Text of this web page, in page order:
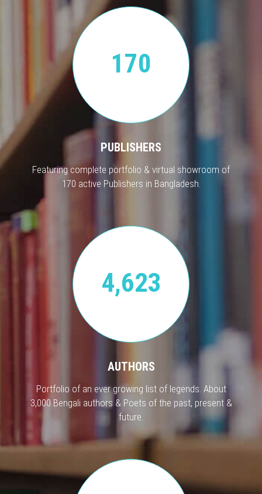
170
PUBLISHERS
Featuring complete portfolio & virtual showroom of
170 active Publishers in Bangladesh.
4,623
AUTHORS
Portfolio of an ever growing list of legends. About
3,000 Bengali authors & Poets of the past, present &
future.